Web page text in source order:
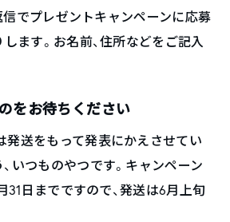
信でプレゼントキャンペーンに応募
ます。お名前、住所などをご記入
をお待ちください
発送をもって発表にかえさせてい
いつものやつです。キャンペーン
31日までですので、発送は6月上旬